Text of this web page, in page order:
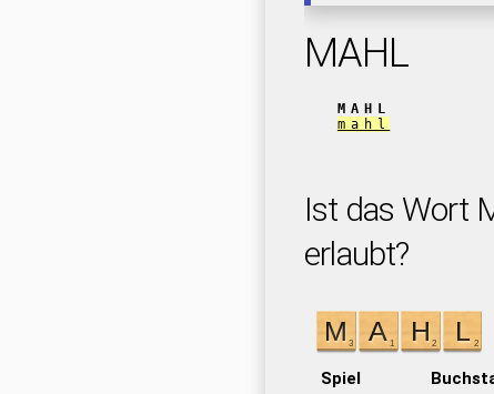
MAHL
MAHL
mahl
Ist das Wort
erlaubt?
Spiel